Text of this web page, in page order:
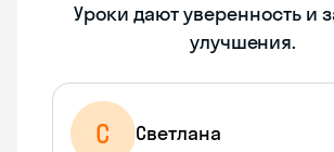
Уроки дают уверенность и
улучшения.
С Светлана